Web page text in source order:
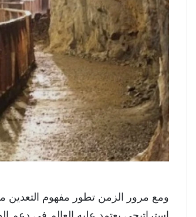
ومع مرور الزمن تطور مفهوم التعدين